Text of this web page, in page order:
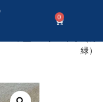
0
緑）